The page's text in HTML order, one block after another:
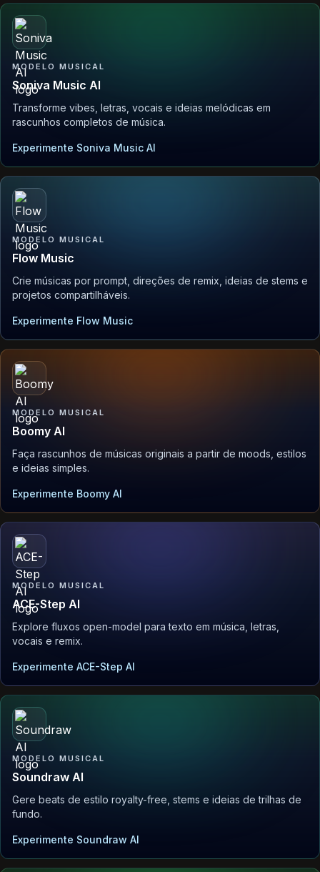
MODELO MUSICAL
Soniva Music AI
Transforme vibes, letras, vocais e ideias melódicas em
rascunhos completos de música.
Experimente Soniva Music AI
MODELO MUSICAL
Flow Music
Crie músicas por prompt, direções de remix, ideias de stems e
projetos compartilháveis.
Experimente Flow Music
MODELO MUSICAL
Boomy AI
Faça rascunhos de músicas originais a partir de moods, estilos
e ideias simples.
Experimente Boomy AI
MODELO MUSICAL
ACE-Step AI
Explore fluxos open-model para texto em música, letras,
vocais e remix.
Experimente ACE-Step AI
MODELO MUSICAL
Soundraw AI
Gere beats de estilo royalty-free, stems e ideias de trilhas de
fundo.
Experimente Soundraw AI